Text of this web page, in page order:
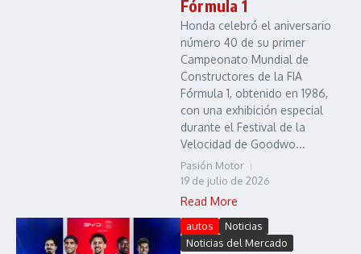
Fórmula 1
Honda celebró el aniversario
número 40 de su primer
Campeonato Mundial de
Constructores de la FIA
Fórmula 1, obtenido en 1986,
con una exhibición especial
durante el Festival de la
Velocidad de Goodwo...
Pasión Motor
19 de julio de 2026
Read More
autos
Noticias
Noticias del Mercado